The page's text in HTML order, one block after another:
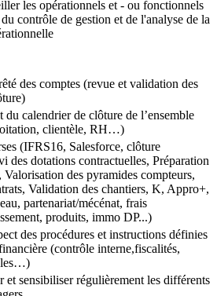
les opérationnels et - ou fonctionnels
contrôle de gestion et de l'analyse de la
des comptes (revue et validation des
du calendrier de clôture de l’ensemble
clientèle, RH…)
(IFRS16, Salesforce, clôture
des dotations contractuelles, Préparation
des pyramides compteurs,
Validation des chantiers, K, Appro+,
partenariat/mécénat, frais
produits, immo DP...)
des procédures et instructions définies
(contrôle interne,fiscalités,
et sensibiliser régulièrement les différents